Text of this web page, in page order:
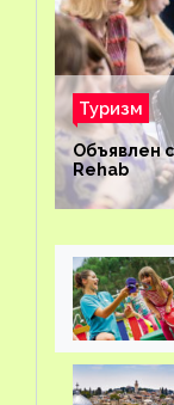
Туризм
Объявлен
Rehab